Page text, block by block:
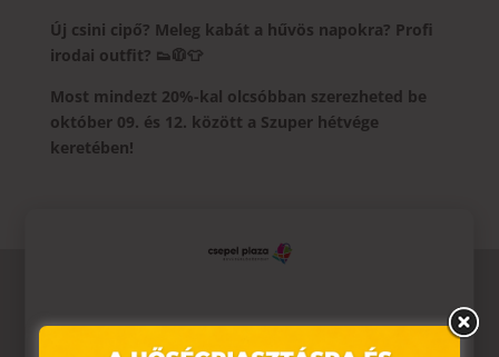
Új csini cipő? Meleg kabát a hűvös napokra? Profi
irodai outfit? 👟🧥👕
Most mindezt 20%-kal olcsóbban szerezheted be
október 09. és 12. között a Szuper hétvége
keretében!